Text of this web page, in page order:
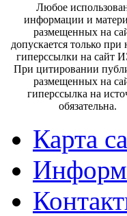
Любое
информации и
размещенных на
допускается только при
гиперссылки на сайт
При цитировании
размещенных на
гиперссылка на
обязательна.
Карта